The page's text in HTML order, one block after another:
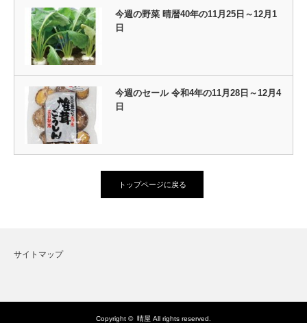
今週の野菜 晴暦40年の11月25日～12月1
日
今週のセール 令和4年の11月28日～12月4
日
トップページに戻る
サイトマップ
Copyright © 晴屋 All rights reserved.